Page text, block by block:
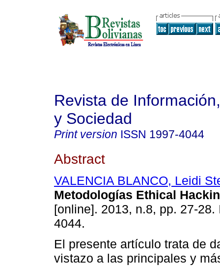
Revista de
y Sociedad
Print version ISSN 1997-4044
Abstract
VALENCIA BLANCO, Leidi
Metodologías Ethical
[online]. 2013, n.8, pp. 27-28.
4044.
El presente artículo trata de
vistazo a las principales y